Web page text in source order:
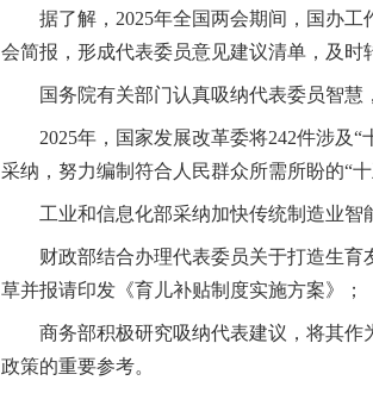
据了解，2025年全国两会期间，国办
会简报，形成代表委员意见建议清单，及时
国务院有关部门认真吸纳代表委员智
2025年，国家发展改革委将242件涉及
采纳，努力编制符合人民群众所需所盼的“
工业和信息化部采纳加快传统制造业
财政部结合办理代表委员关于打造生
草并报请印发《育儿补贴制度实施方案》；
商务部积极研究吸纳代表建议，将其
政策的重要参考。